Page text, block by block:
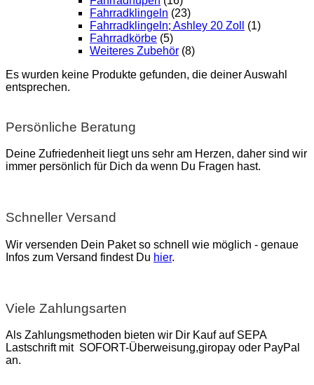
Fahrradklingeln (23)
Fahrradklingeln; Ashley 20 Zoll
(1)
Fahrradkörbe (5)
Weiteres Zubehör (8)
Es wurden keine Produkte gefunden, die deiner Auswahl
entsprechen.
Persönliche Beratung
Deine Zufriedenheit liegt uns sehr am Herzen, daher sind wir
immer persönlich für Dich da wenn Du Fragen hast.
Schneller Versand
Wir versenden Dein Paket so schnell wie möglich - genaue
Infos zum Versand findest Du hier.
Viele Zahlungsarten
Als Zahlungsmethoden bieten wir Dir Kauf auf SEPA
Lastschrift mit SOFORT-Überweisung,giropay oder PayPal
an.